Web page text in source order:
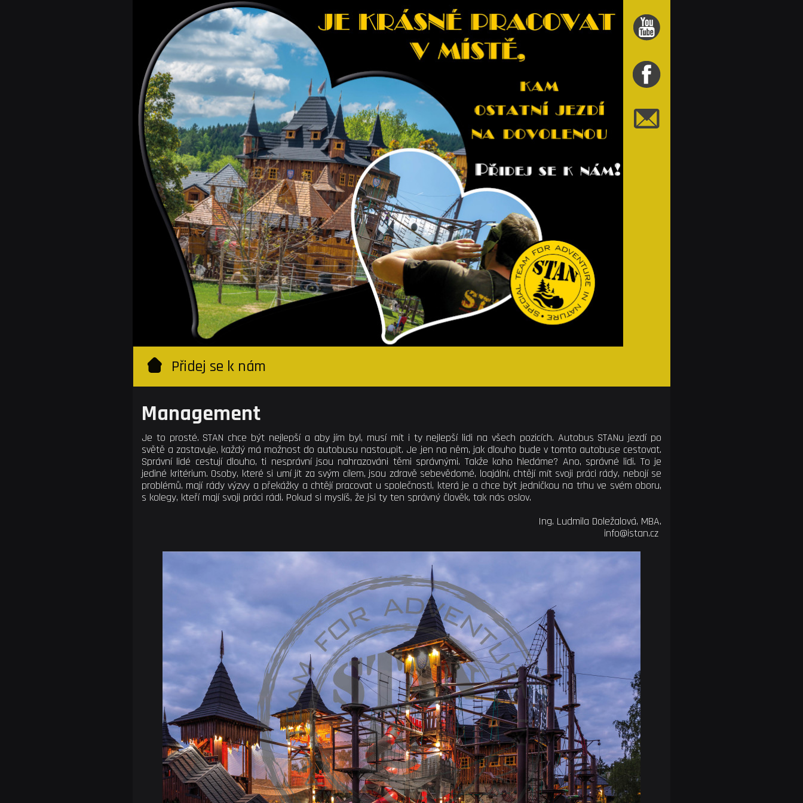
Přidej se k nám
Management
Je to prosté. STAN chce být nejlepší a aby jím byl, musí mít i ty nejlepší lidi na všech pozicích. Autobus STANu jezdí po
světě a zastavuje, každý má možnost do autobusu nastoupit. Je jen na něm, jak dlouho bude v tomto autobuse cestovat.
Správní lidé cestují dlouho, ti nesprávní jsou nahrazováni těmi správnými. Takže koho hledáme? Ano, správné lidi. To je
jediné kritérium. Osoby, které si umí jít za svým cílem, jsou zdravě sebevědomé, loajální, chtějí mít svoji práci rády, nebojí se
problémů, mají rády výzvy a překážky a chtějí pracovat u společnosti, která je a chce být jedničkou na trhu ve svém oboru,
s kolegy, kteří mají svoji práci rádi. Pokud si myslíš, že jsi ty ten správný člověk, tak nás oslov.
Ing. Ludmila Doležalová, MBA.
info@istan.cz